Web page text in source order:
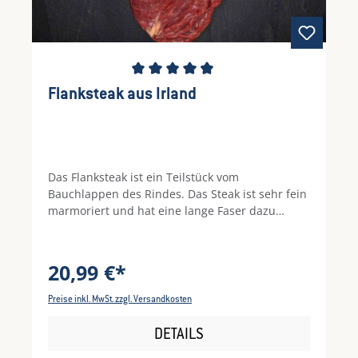
Durchschnittliche Bewertung von 4.82 von 5
Flanksteak aus Irland
Das Flanksteak ist ein Teilstück vom
Bauchlappen des Rindes. Das Steak ist sehr fein
marmoriert und hat eine lange Faser dazu
20,99 €*
Preise inkl. MwSt. zzgl. Versandkosten
DETAILS